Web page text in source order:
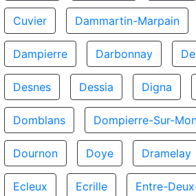
Cuvier Dammartin-Marpain
Dampierre Darbonnay
Desnes Dessia Digna
Domblans Dompierre-Sur-
Dournon Doye Dramelay
Ecleux Ecrille Entre-